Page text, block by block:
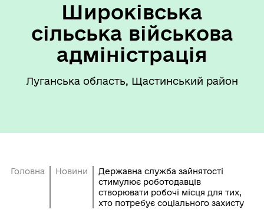
Широківська
сільська військова
адміністрація
Луганська область, Щастинський район
Головна Новини
Державна служба зайнятості
стимулює роботодавців
створювати робочі місця для тих,
хто потребує соціального захисту